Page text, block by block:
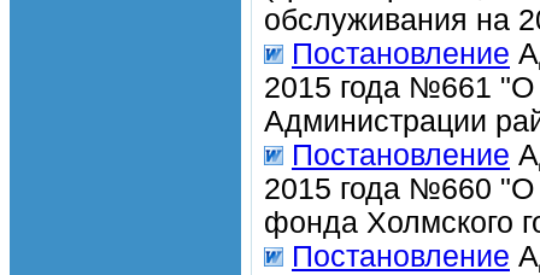
обслуживания на
Постановление
2015 года №661 "О
Администрации
Постановление
2015 года №660 "О
фонда Холмского
Постановление